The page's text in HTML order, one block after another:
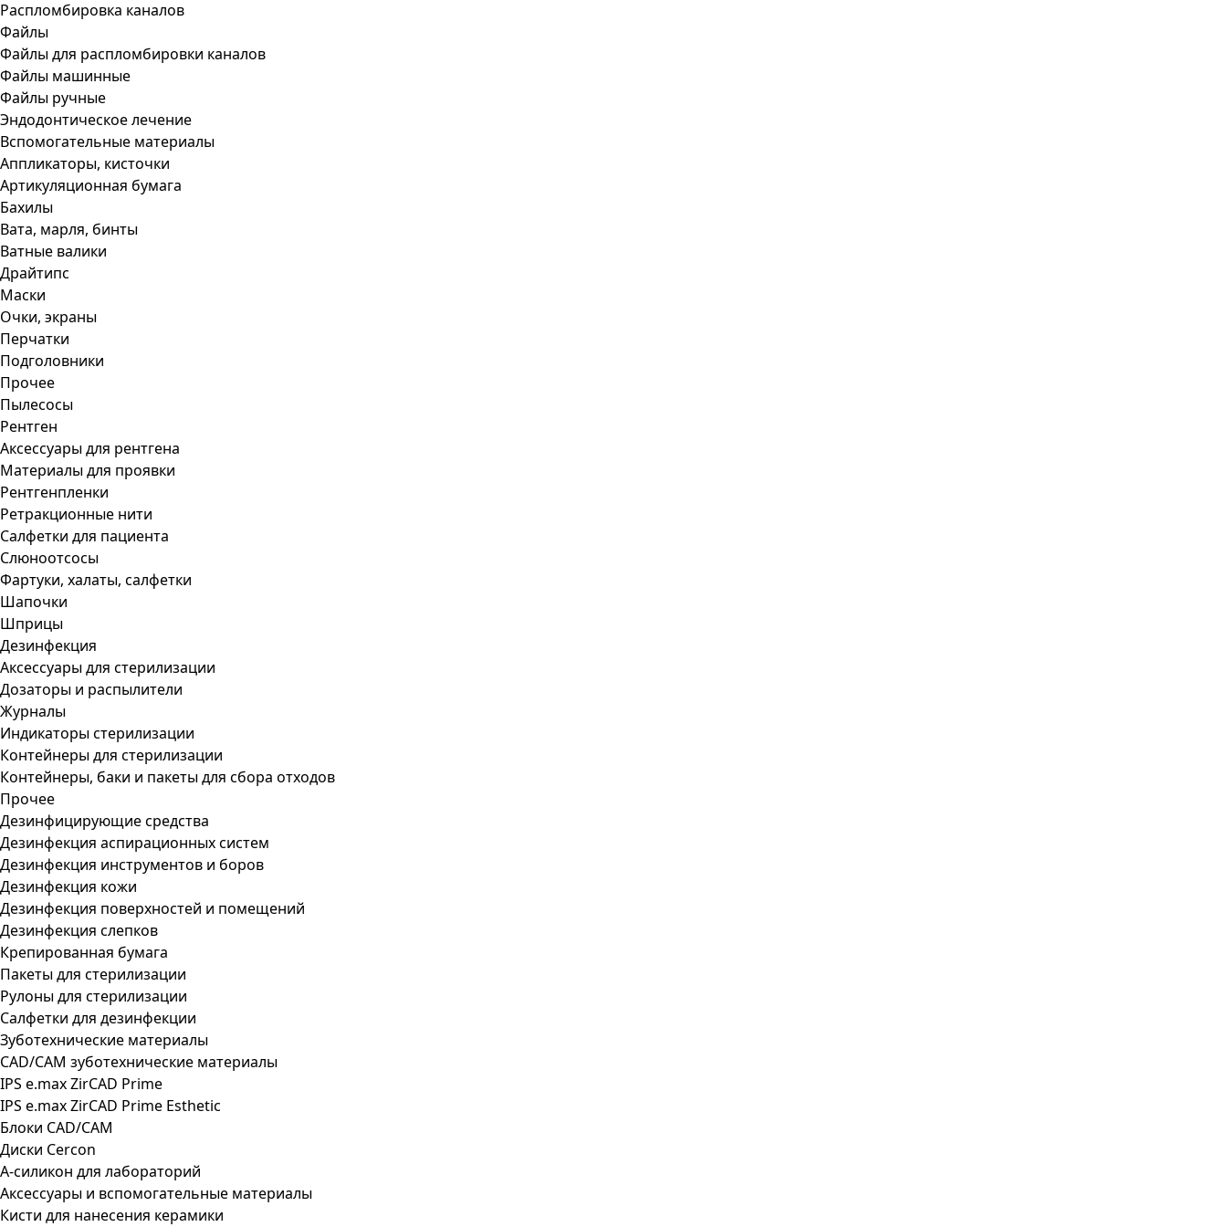
Распломбировка каналов
Файлы
Файлы для распломбировки каналов
Файлы машинные
Файлы ручные
Эндодонтическое лечение
Вспомогательные материалы
Аппликаторы, кисточки
Артикуляционная бумага
Бахилы
Вата, марля, бинты
Ватные валики
Драйтипс
Маски
Очки, экраны
Перчатки
Подголовники
Прочее
Пылесосы
Рентген
Аксессуары для рентгена
Материалы для проявки
Рентгенпленки
Ретракционные нити
Салфетки для пациента
Слюноотсосы
Фартуки, халаты, салфетки
Шапочки
Шприцы
Дезинфекция
Аксессуары для стерилизации
Дозаторы и распылители
Журналы
Индикаторы стерилизации
Контейнеры для стерилизации
Контейнеры, баки и пакеты для сбора отходов
Прочее
Дезинфицирующие средства
Дезинфекция аспирационных систем
Дезинфекция инструментов и боров
Дезинфекция кожи
Дезинфекция поверхностей и помещений
Дезинфекция слепков
Крепированная бумага
Пакеты для стерилизации
Рулоны для стерилизации
Салфетки для дезинфекции
Зуботехнические материалы
CAD/CAM зуботехнические материалы
IPS e.max ZirCAD Prime
IPS e.max ZirCAD Prime Esthetic
Блоки CAD/CAM
Диски Cercon
А-силикон для лабораторий
Аксессуары и вспомогательные материалы
Кисти для нанесения керамики